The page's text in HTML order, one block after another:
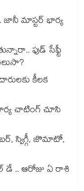
మాస్టర్ భార్య
ఫుడ్ సేఫ్టీ
కీలక
చాటింగ్ చూసి
స్విగ్గీ, జొమాటో,
డే .. ఆరోజు ఏ రాశి